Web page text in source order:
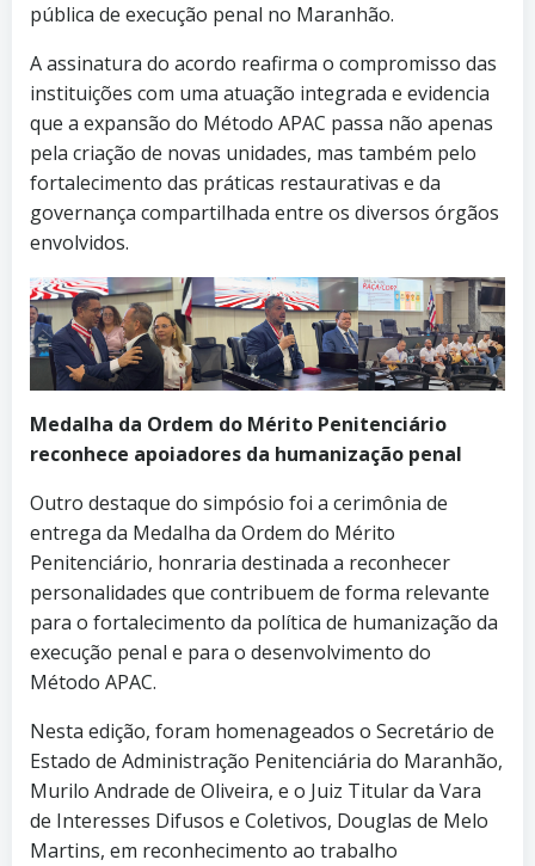
pública de execução penal no Maranhão.
A assinatura do acordo reafirma o compromisso das
instituições com uma atuação integrada e evidencia
que a expansão do Método APAC passa não apenas
pela criação de novas unidades, mas também pelo
fortalecimento das práticas restaurativas e da
governança compartilhada entre os diversos órgãos
envolvidos.
Medalha da Ordem do Mérito Penitenciário
reconhece apoiadores da humanização penal
Outro destaque do simpósio foi a cerimônia de
entrega da Medalha da Ordem do Mérito
Penitenciário, honraria destinada a reconhecer
personalidades que contribuem de forma relevante
para o fortalecimento da política de humanização da
execução penal e para o desenvolvimento do
Método APAC.
Nesta edição, foram homenageados o Secretário de
Estado de Administração Penitenciária do Maranhão,
Murilo Andrade de Oliveira, e o Juiz Titular da Vara
de Interesses Difusos e Coletivos, Douglas de Melo
Martins, em reconhecimento ao trabalho